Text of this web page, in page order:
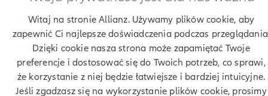
Twoje dane
Polityka prywatności
Polityka cookies
Witaj na stronie Allianz. Używamy plików cookie, aby
zapewnić Ci najlepsze doświadczenia podczas
Dzięki cookie nasza strona może zapamiętać Twoje
preferencje i dostosować się do Twoich potrzeb, co sprawi,
że korzystanie z niej będzie łatwiejsze i bardziej intuicyjne.
Jeśli zgadzasz się na wykorzystanie plików cookie, prosimy